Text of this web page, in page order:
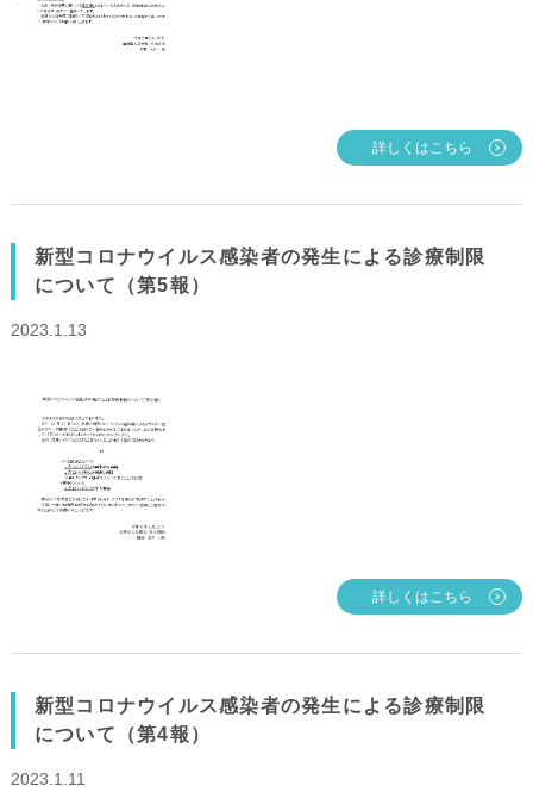
詳しくはこちら
新型コロナウイルス感染者の発生による診療制限
について（第5報）
2023.1.13
詳しくはこちら
新型コロナウイルス感染者の発生による診療制限
について（第4報）
2023.1.11